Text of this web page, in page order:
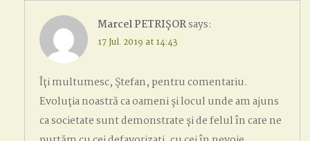
Marcel PETRIȘORsays:
17 Jul. 2019 at 14:43
Îți multumesc, Ștefan, pentru comentariu.
Evoluția noastră ca oameni și locul unde am ajuns
ca societate sunt demonstrate și de felul în care ne